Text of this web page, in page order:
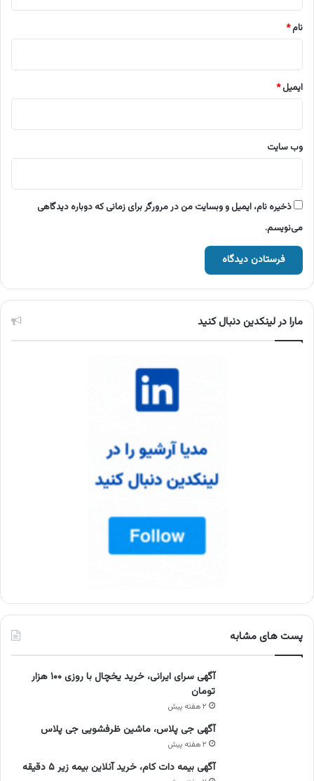
نام*
ایمیل*
وب‌ سایت
ذخیره نام، ایمیل و وبسایت من در مرورگر برای زمانی که دوباره دیدگاهی
می‌نویسم.
مارا در لینکدین دنبال کنید
پست های مشابه
آگهی سرای ایرانی، خرید یخچال با روزی ۱۰۰ هزار
تومان
۲ هفته پیش
آگهی جی پلاس، ماشین ظرفشویی جی پلاس
۲ هفته پیش
آگهی بیمه دات کام، خرید آنلاین بیمه زیر ۵ دقیقه